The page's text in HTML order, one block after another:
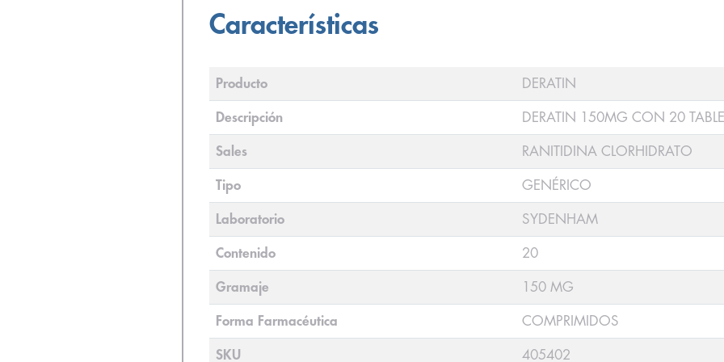
Características
Producto DERATIN
Descripción DERATIN 150MG CON 20
Sales RANITIDINA CLORHIDRATO
Tipo GENÉRICO
Laboratorio SYDENHAM
Contenido 20
Gramaje 150 MG
Forma Farmacéutica COMPRIMIDOS
SKU 405402